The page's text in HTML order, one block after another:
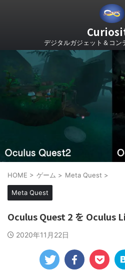
デジタルガジェット＆コン
HOME > ゲーム > Meta Quest >
Meta Quest
Oculus Quest 2 を Oculus
2020年11月22日